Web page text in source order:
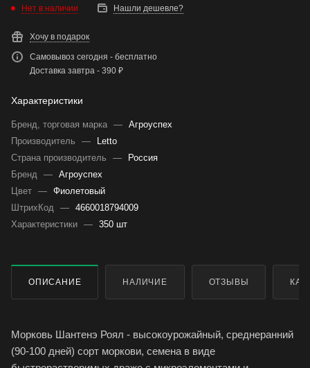
Нет в наличии Нашли дешевле?
Хочу в подарок
Самовывоз сегодня - бесплатно
Доставка завтра - 390 ₽
Характеристики
Бренд, торговая марка — Агроуспех
Производитель
—
Letto
Страна производитель
—
Россия
Бренд — Агроуспех
Цвет — Фиолетовый
ШтрихКод — 4660018794009
Характеристики — 350 шт
ОПИСАНИЕ НАЛИЧИЕ ОТЗЫВЫ
Морковь Шантенэ Роял - высокоурожайный, среднеранний
(90-100 дней) сорт моркови, семена в виде